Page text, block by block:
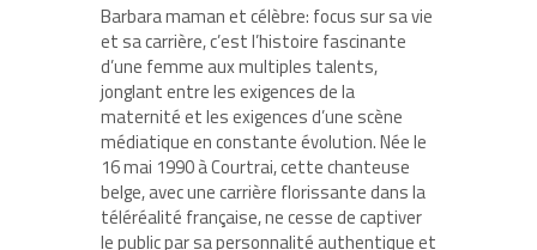
Barbara maman et célèbre: focus sur sa vie
et sa carrière, c’est l’histoire fascinante
d’une femme aux multiples talents,
jonglant entre les exigences de la
maternité et les exigences d’une scène
médiatique en constante évolution. Née le
16 mai 1990 à Courtrai, cette chanteuse
belge, avec une carrière florissante dans la
téléréalité française, ne cesse de captiver
le public par sa personnalité authentique et